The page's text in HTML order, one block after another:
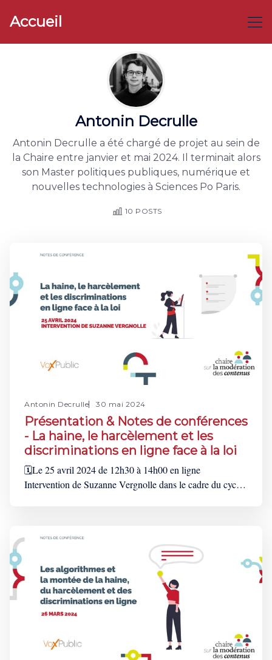
Accueil
Antonin Decrulle
Antonin Decrulle a été chargé de projet au sein de
la Chaire entre janvier et mai 2024. Il terminait alors
son Master politiques publiques, numérique et
nouvelles technologies à Sciences Po Paris.
10 POSTS
Antonin Decrulle 30 mai 2024
Présentation & Notes de conférences
- La haine, le harcèlement et les
discriminations en ligne face à la loi
🗓️Le 25 avril 2024 de 12h30 à 14h00 en ligne
Intervention de Suzanne Vergnolle dans le cadre du cycle
leurs utilisateurs. Il entend